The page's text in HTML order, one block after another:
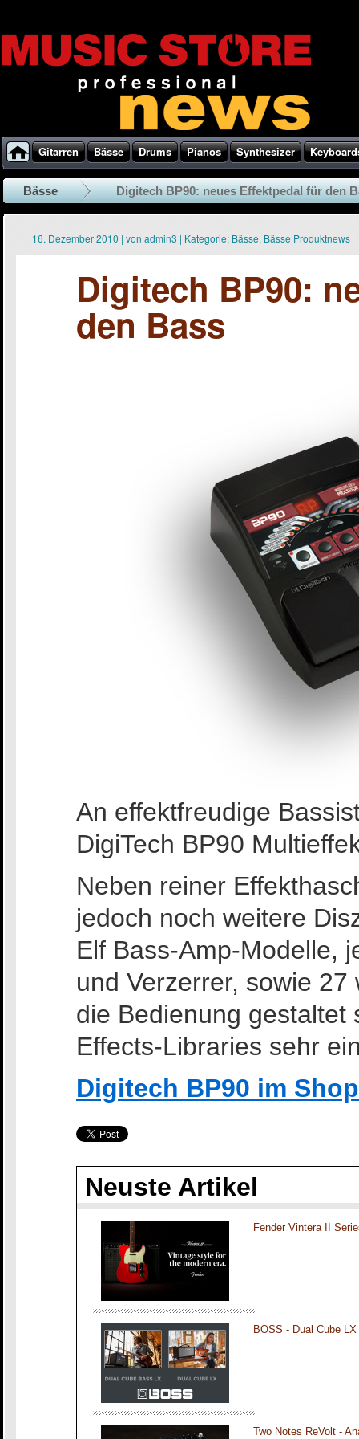
Gitarren Bässe Drums Pianos Synthesizer
Bässe Digitech BP90: neues Effektpedal für den
16. Dezember 2010 | von admin3 | Kategorie: Bässe, Bässe Produktnews
Digitech BP90:
den Bass
An effektfreudige
DigiTech BP90
Neben reiner
jedoch noch weitere
Elf Bass-Amp-Modelle,
und Verzerrer, sowie
die Bedienung gestaltet
Effects-Libraries sehr
Digitech BP90 im
Neuste Artikel
Fender Vintera II
BOSS - Dual Cube
Two Notes ReVolt -